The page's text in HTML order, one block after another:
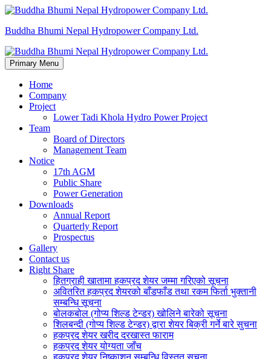
Skip
content
Buddha Bhumi Nepal Hydropower Company Ltd.
Primary Menu
Home
Company
Project
Lower Tadi Khola Hydro Power Project
Team
Board of Directors
Management Team
Notice
17th AGM
Public Share
Power Generation
Downloads
Annual Report
Quarterly Report
Prospectus
Gallery
Contact us
Right Share
हितग्राही खातामा हकप्रद शेयर जम्मा गरिएको सूचना
अवितरित हकप्रद शेयरको बाँडफाँड तथा रकम फिर्ता भुक्तानी
सम्बन्धि सूचना
बोलकबोल (गोप्य शिल्ड टेन्डर) खोलिने बारेको सूचना
शिलबन्दी (गोप्य शिल्ड टेन्डर) द्वारा शेयर बिक्री गर्ने बारे सुचना
हकप्रद शेयर खरीद दरखास्त फाराम
हकप्रद शेयर योग्यता जाँच
हकप्रद शेयर निष्काशन सम्बन्धि विस्तृत सूचना